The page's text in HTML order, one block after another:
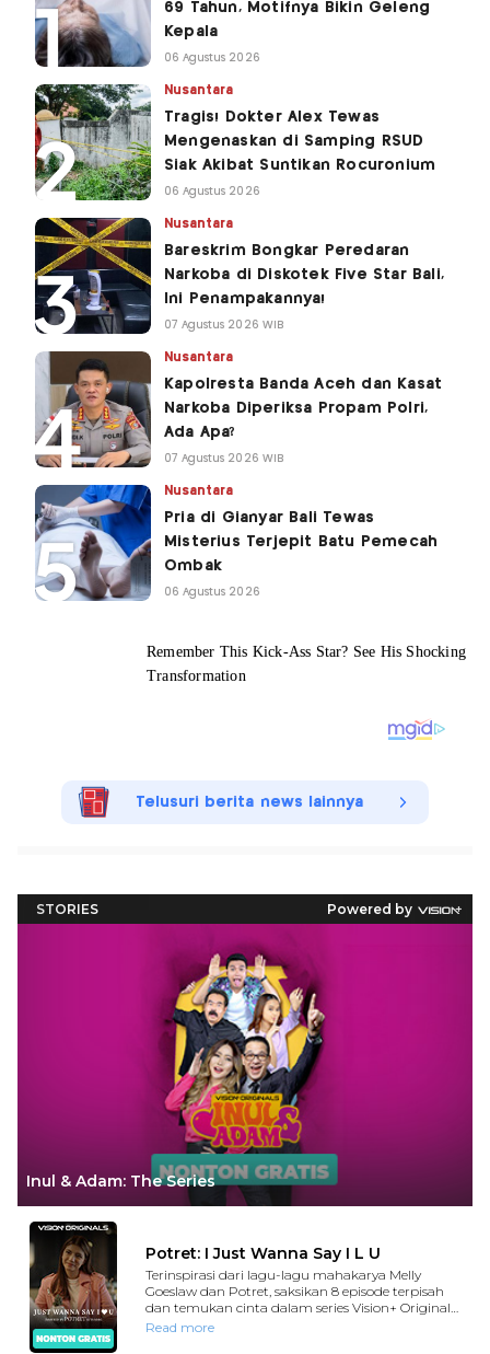
69 Tahun, Motifnya Bikin Geleng
Kepala
06 Agustus 2026
Nusantara
Tragis! Dokter Alex Tewas
Mengenaskan di Samping RSUD
Siak Akibat Suntikan Rocuronium
06 Agustus 2026
Nusantara
Bareskrim Bongkar Peredaran
Narkoba di Diskotek Five Star Bali,
Ini Penampakannya!
07 Agustus 2026 WIB
Nusantara
Kapolresta Banda Aceh dan Kasat
Narkoba Diperiksa Propam Polri,
Ada Apa?
07 Agustus 2026 WIB
Nusantara
Pria di Gianyar Bali Tewas
Misterius Terjepit Batu Pemecah
Ombak
06 Agustus 2026
Telusuri berita news lainnya